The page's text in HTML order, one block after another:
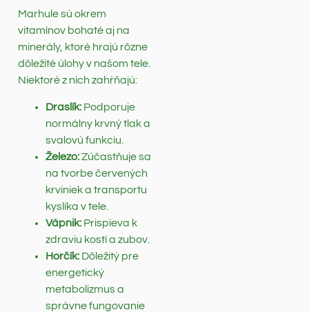
Marhule sú okrem
vitamínov bohaté aj na
minerály, ktoré hrajú rôzne
dôležité úlohy v našom tele.
Niektoré z nich zahŕňajú:
Draslík: Podporuje
normálny krvný tlak a
svalovú funkciu.
Železo:Zúčastňuje sa
na tvorbe červených
krviniek a transportu
kyslíka v tele.
Vápnik: Prispieva k
zdraviu kostí a zubov.
Horčík: Dôležitý pre
energetický
metabolizmus a
správne fungovanie